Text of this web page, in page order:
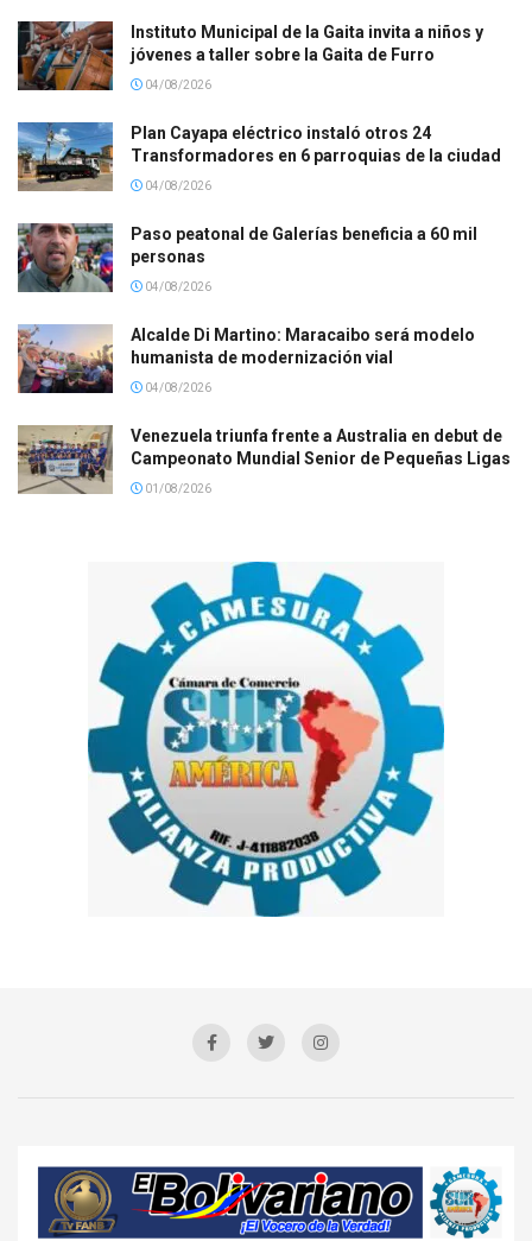
Instituto Municipal de la Gaita invita a niños y
jóvenes a taller sobre la Gaita de Furro
04/08/2026
Plan Cayapa eléctrico instaló otros 24
Transformadores en 6 parroquias de la ciudad
04/08/2026
Paso peatonal de Galerías beneficia a 60 mil
personas
04/08/2026
Alcalde Di Martino: Maracaibo será modelo
humanista de modernización vial
04/08/2026
Venezuela triunfa frente a Australia en debut de
Campeonato Mundial Senior de Pequeñas Ligas
01/08/2026